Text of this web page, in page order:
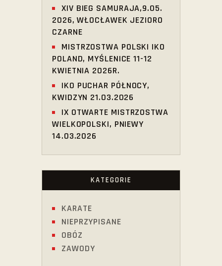
XIV BIEG SAMURAJA,9.05.
2026, WŁOCŁAWEK JEZIORO
CZARNE
MISTRZOSTWA POLSKI IKO
POLAND, MYŚLENICE 11-12
KWIETNIA 2026R.
IKO PUCHAR PÓŁNOCY,
KWIDZYN 21.03.2026
IX OTWARTE MISTRZOSTWA
WIELKOPOLSKI, PNIEWY
14.03.2026
KATEGORIE
KARATE
NIEPRZYPISANE
OBÓZ
ZAWODY